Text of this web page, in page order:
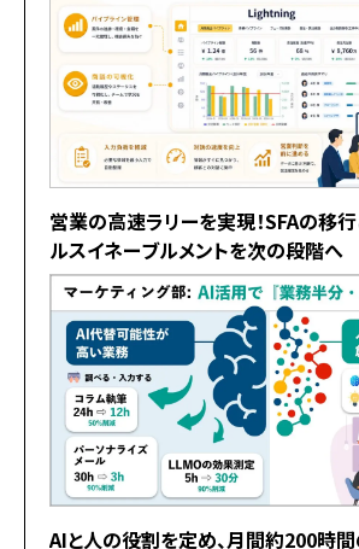
営業の高速ラリーを実現！SFAの移
ルスイネーブルメントを次の段階へ
AIと人の役割を定め、月間約200時間